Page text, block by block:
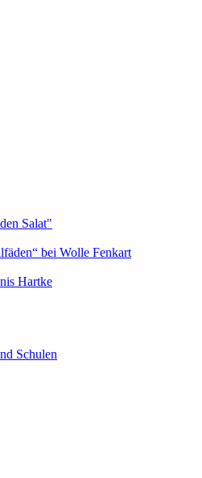
Salat"
bei Wolle Fenkart
Hartke
Schulen